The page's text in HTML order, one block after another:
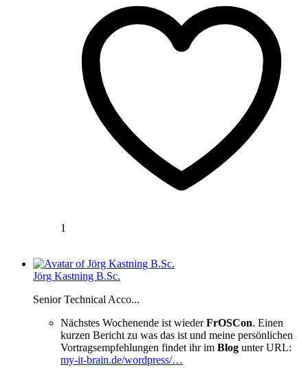
1
Jörg Kastning B.Sc.
Senior Technical Acco...
Nächstes Wochenende ist wiederFrOSCon. Einen
kurzen Bericht zu was das ist und meine persönlichen
Vortragsempfehlungen findet ihr im Blog unter URL:
my-it-brain.de/wordpress/…